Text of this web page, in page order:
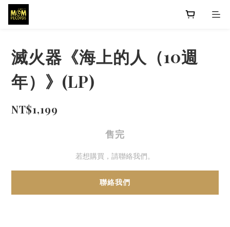
滅火器《海上的人（10週
年）》(LP)
NT$1,199
售完
若想購買，請聯絡我們。
聯絡我們